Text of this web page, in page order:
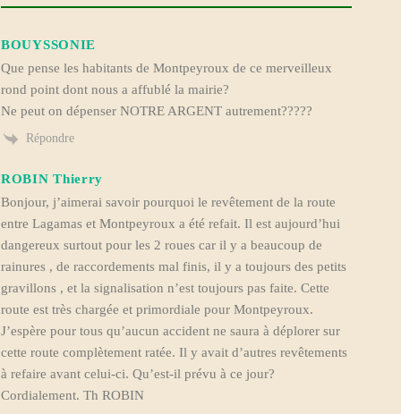
BOUYSSONIE
Que pense les habitants de Montpeyroux de ce merveilleux
rond point dont nous a affublé la mairie?
Ne peut on dépenser NOTRE ARGENT autrement?????
Répondre
ROBIN Thierry
Bonjour, j’aimerai savoir pourquoi le revêtement de la route
entre Lagamas et Montpeyroux a été refait. Il est aujourd’hui
dangereux surtout pour les 2 roues car il y a beaucoup de
rainures , de raccordements mal finis, il y a toujours des petits
gravillons , et la signalisation n’est toujours pas faite. Cette
route est très chargée et primordiale pour Montpeyroux.
J’espère pour tous qu’aucun accident ne saura à déplorer sur
cette route complètement ratée. Il y avait d’autres revêtements
à refaire avant celui-ci. Qu’est-il prévu à ce jour?
Cordialement. Th ROBIN